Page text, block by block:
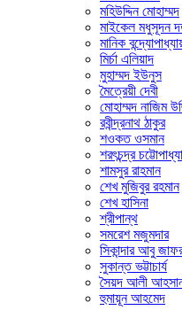
মহিউদ্দিন মোহাম্মদ
মাইকেল মধুসূদন
মানিক
মির্চা এলিয়াদ
মুহাম্মদ ইউনুস
মৈত্রেয়ী দেবী
মোহাম্মদ নাজিম
রবীন্দ্রনাথ ঠাকুর
শওকত ওসমান
শরৎচন্দ্র
শামসুর রাহমান
শেখ মুজিবুর রহমান
শেখ হাসিনা
শ্রীপান্থ
সমরেশ মজুমদার
সিকান্দার আবু
সুকান্ত ভট্টাচার্য
সৈয়দ আলী
হুমায়ূন আহমেদ